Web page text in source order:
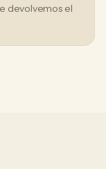
devolvemos el